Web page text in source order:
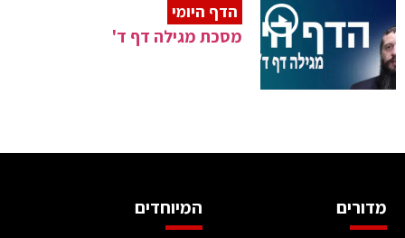
הדף היומי
מסכת מגילה דף ד'
מדורים המיוחדים